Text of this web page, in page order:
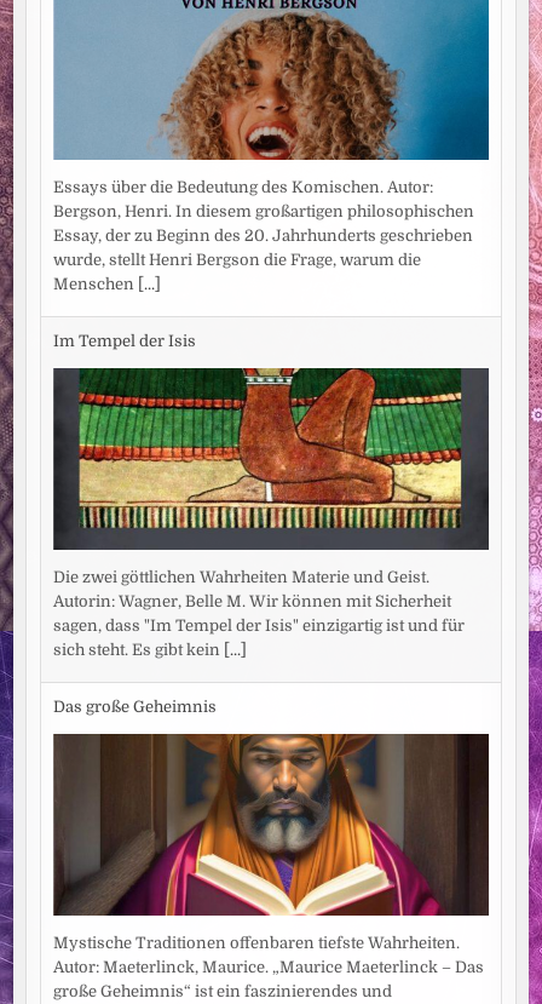
Essays über die Bedeutung des Komischen. Autor:
Bergson, Henri. In diesem großartigen philosophischen
Essay, der zu Beginn des 20. Jahrhunderts geschrieben
wurde, stellt Henri Bergson die Frage, warum die
Menschen
[...]
Im Tempel der Isis
Die zwei göttlichen Wahrheiten Materie und Geist.
Autorin: Wagner, Belle M. Wir können mit Sicherheit
sagen, dass "Im Tempel der Isis" einzigartig ist und für
sich steht. Es gibt kein
[...]
Das große Geheimnis
Mystische Traditionen offenbaren tiefste Wahrheiten.
Autor: Maeterlinck, Maurice. „Maurice Maeterlinck – Das
große Geheimnis“ ist ein faszinierendes und